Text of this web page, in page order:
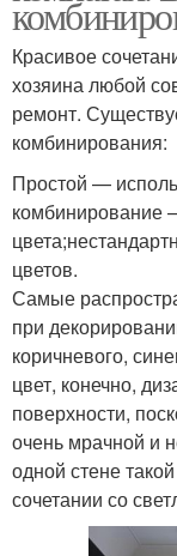
Красивое
хозяина любой
ремонт.
комбинирования:
Простой —
комбинирование
цветов.
Самые
при
коричневого,
цвет, конечно,
поверхности,
очень мрачной и
одной стене
сочетании со